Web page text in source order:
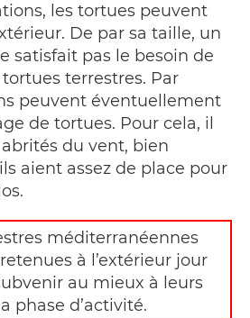
les tortues peuvent
De par sa taille, un
satisfait pas le besoin de
terrestres. Par
peuvent éventuellement
de tortues. Pour cela, il
du vent, bien
aient assez de place pour
méditerranéennes
à l’extérieur jour
au mieux à leurs
phase d’activité.